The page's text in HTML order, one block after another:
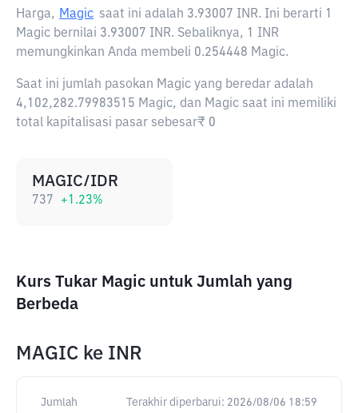
Harga, Magic saat ini adalah 3.93007 INR. Ini berarti 1
Magic bernilai 3.93007 INR. Sebaliknya, 1 INR
memungkinkan Anda membeli 0.254448 Magic.
Saat ini jumlah pasokan Magic yang beredar adalah
4,102,282.79983515 Magic, dan Magic saat ini memiliki
total kapitalisasi pasar sebesar₹ 0
MAGIC/IDR
737 +1.23%
Kurs Tukar Magic untuk Jumlah yang
Berbeda
MAGIC ke INR
Jumlah Terakhir diperbarui: 2026/08/06 18:59